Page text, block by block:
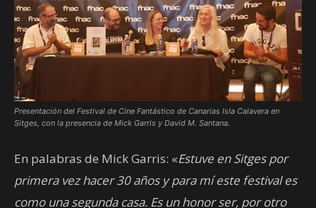
Presentación del Festival de Cine Fantástico de Canarias Isla Calavera en
Sitges, con la presencia de Mick Garris y David M. Santana.
En palabras de Mick Garris: «Estuve en Sitges por
primera vez hacer 30 años y para mí este festival es
como una segunda casa. Es un honor ser, por otro